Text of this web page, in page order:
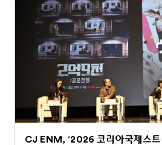
CJ ENM, ‘2026 코리아국제스트